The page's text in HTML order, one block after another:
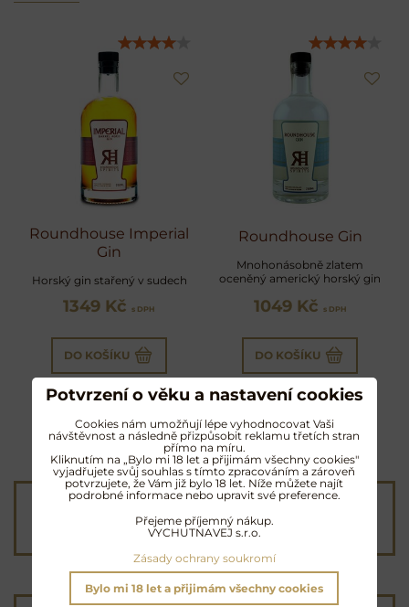
Roundhouse Imperial
Gin
Horský gin stařený v sudech
1349 Kč s DPH
DO KOŠÍKU
Roundhouse Gin
Mnohonásobně zlatem
oceněný americký horský gin
1049 Kč s DPH
DO KOŠÍKU
ZDARMA od 4000 Kč
Potvrzení o věku a nastavení cookies
Cookies nám umožňují lépe vyhodnocovat Vaši
návštěvnost a následně přizpůsobit reklamu třetích stran
přímo na míru.
Kliknutím na „Bylo mi 18 let a přijimám všechny cookies"
vyjadřujete svůj souhlas s tímto zpracováním a zároveň
potvrzujete, že Vám již bylo 18 let. Níže můžete najít
podrobné informace nebo upravit své preference.
Přejeme příjemný nákup.
VYCHUTNAVEJ s.r.o.
Zásady ochrany soukromí
Bylo mi 18 let a přijimám všechny cookies